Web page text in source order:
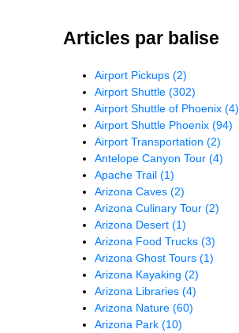
Articles par balise
Airport Pickups (2)
Airport Shuttle (302)
Airport Shuttle of Phoenix (4)
Airport Shuttle Phoenix (94)
Airport Transportation (2)
Antelope Canyon Tour (4)
Apache Trail (1)
Arizona Caves (2)
Arizona Culinary Tour (2)
Arizona Desert (1)
Arizona Food Trucks (3)
Arizona Ghost Tours (1)
Arizona Kayaking (2)
Arizona Libraries (4)
Arizona Nature (60)
Arizona Park (10)